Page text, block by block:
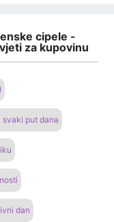
cipele -
za kupovinu
put dana
dan